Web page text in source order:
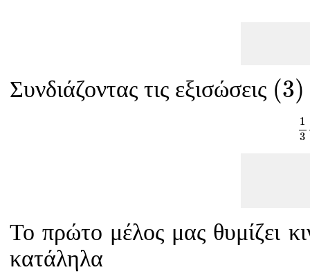
Συνδιάζοντας τις εξισώσεις (3)
(3)
1
3
1
Το πρώτο μέλος μας θυμίζει
κατάληλα